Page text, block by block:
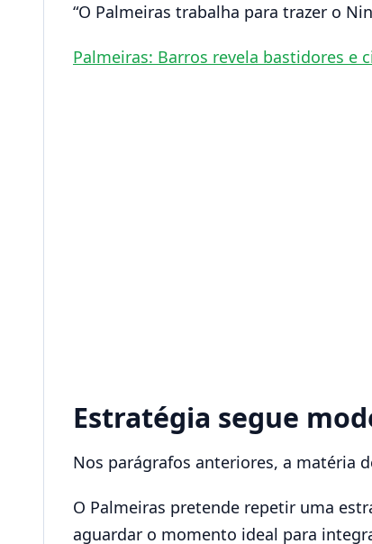
“O Palmeiras trabalha para trazer o
Palmeiras: Barros revela bastidores e
Estratégia segue
Nos parágrafos anteriores, a matéria
O Palmeiras pretende repetir uma
aguardar o momento ideal para